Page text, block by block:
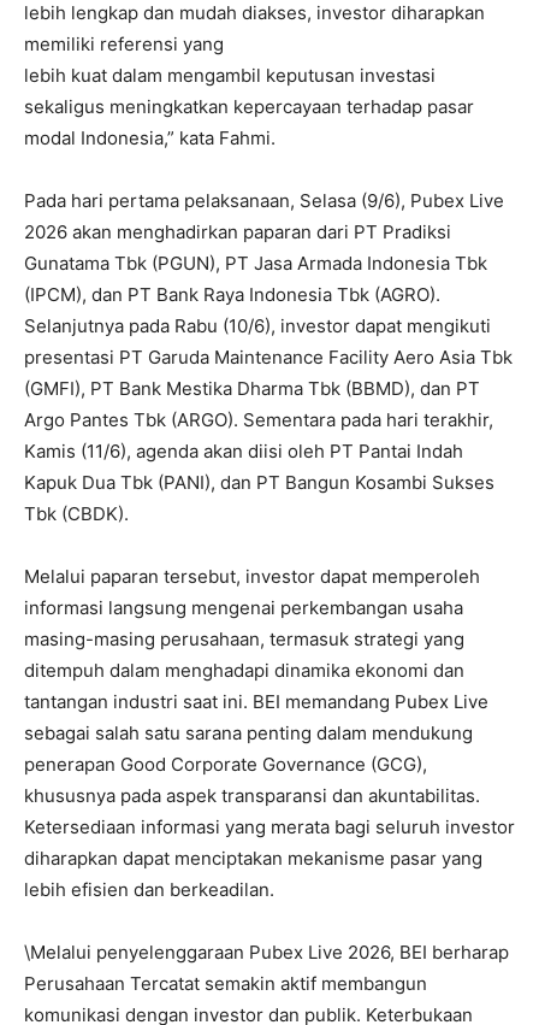
lebih lengkap dan mudah diakses, investor diharapkan
memiliki referensi yang
lebih kuat dalam mengambil keputusan investasi
sekaligus meningkatkan kepercayaan terhadap pasar
modal Indonesia,” kata Fahmi.
Pada hari pertama pelaksanaan, Selasa (9/6), Pubex Live
2026 akan menghadirkan paparan dari PT Pradiksi
Gunatama Tbk (PGUN), PT Jasa Armada Indonesia Tbk
(IPCM), dan PT Bank Raya Indonesia Tbk (AGRO).
Selanjutnya pada Rabu (10/6), investor dapat mengikuti
presentasi PT Garuda Maintenance Facility Aero Asia Tbk
(GMFI), PT Bank Mestika Dharma Tbk (BBMD), dan PT
Argo Pantes Tbk (ARGO). Sementara pada hari terakhir,
Kamis (11/6), agenda akan diisi oleh PT Pantai Indah
Kapuk Dua Tbk (PANI), dan PT Bangun Kosambi Sukses
Tbk (CBDK).
Melalui paparan tersebut, investor dapat memperoleh
informasi langsung mengenai perkembangan usaha
masing-masing perusahaan, termasuk strategi yang
ditempuh dalam menghadapi dinamika ekonomi dan
tantangan industri saat ini. BEI memandang Pubex Live
sebagai salah satu sarana penting dalam mendukung
penerapan Good Corporate Governance (GCG),
khususnya pada aspek transparansi dan akuntabilitas.
Ketersediaan informasi yang merata bagi seluruh investor
diharapkan dapat menciptakan mekanisme pasar yang
lebih efisien dan berkeadilan.
\Melalui penyelenggaraan Pubex Live 2026, BEI berharap
Perusahaan Tercatat semakin aktif membangun
komunikasi dengan investor dan publik. Keterbukaan